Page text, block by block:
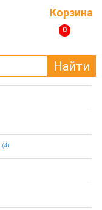
Корзина
0
Найти
(4)